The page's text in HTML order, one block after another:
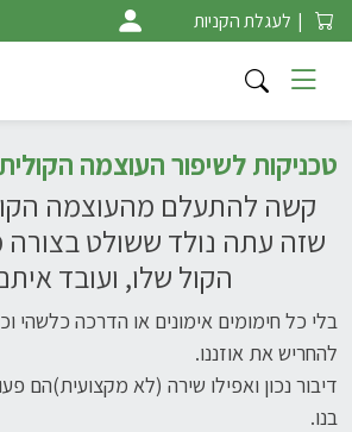
Skip
to
content
| לעגלת הקניות
טכניקות לשיפור העוצמה
קשה להתעלם מהעוצמה
שזה עתה נולד ששולט בצורה
הקול שלו, ועובד
בלי כל חימומים אימונים או הדרכה כלשהי
להחריש את אוזננו.
דיבור נכון ואפילו שירה (לא מקצועית)הם
בנו.